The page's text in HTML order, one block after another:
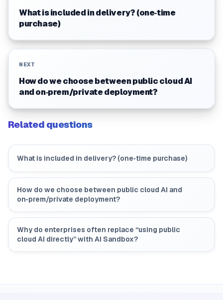
What is included in delivery? (one‑time
purchase)
NEXT
How do we choose between public cloud AI
and on‑prem/private deployment?
Related questions
What is included in delivery? (one‑time purchase)
How do we choose between public cloud AI and
on‑prem/private deployment?
Why do enterprises often replace “using public
cloud AI directly” with AI Sandbox?